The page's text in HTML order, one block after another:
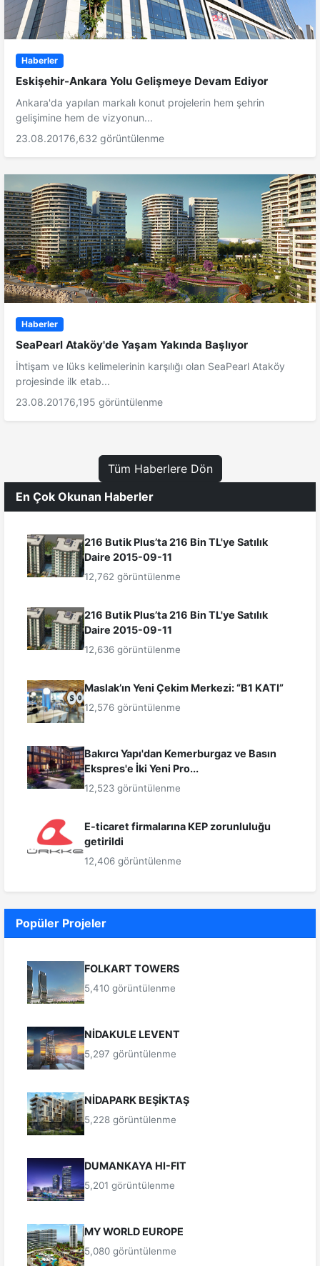
Haberler
Eskişehir-Ankara Yolu Gelişmeye Devam Ediyor
Ankara'da yapılan markalı konut projelerin hem şehrin
gelişimine hem de vizyonun...
23.08.20176,632 görüntülenme
Haberler
SeaPearl Ataköy'de Yaşam Yakında Başlıyor
İhtişam ve lüks kelimelerinin karşılığı olan SeaPearl Ataköy
projesinde ilk etab...
23.08.20176,195 görüntülenme
Tüm Haberlere Dön
En Çok Okunan Haberler
216 Butik Plus’ta 216 Bin TL'ye Satılık
Daire 2015-09-11
12,762 görüntülenme
216 Butik Plus’ta 216 Bin TL'ye Satılık
Daire 2015-09-11
12,636 görüntülenme
Maslak’ın Yeni Çekim Merkezi: “B1 KATI”
12,576 görüntülenme
Bakırcı Yapı'dan Kemerburgaz ve Basın
Ekspres'e İki Yeni Pro...
12,523 görüntülenme
E-ticaret firmalarına KEP zorunluluğu
getirildi
12,406 görüntülenme
Popüler Projeler
FOLKART TOWERS
5,410 görüntülenme
NİDAKULE LEVENT
5,297 görüntülenme
NİDAPARK BEŞİKTAŞ
5,228 görüntülenme
DUMANKAYA HI-FIT
5,201 görüntülenme
MY WORLD EUROPE
5,080 görüntülenme